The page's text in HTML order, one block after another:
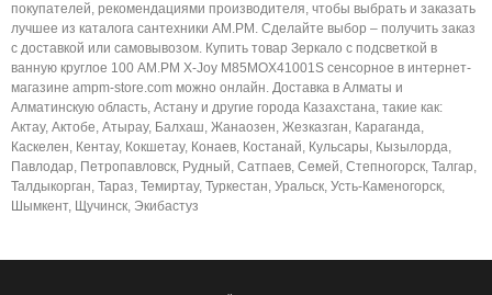
покупателей, рекомендациями производителя, чтобы выбрать и заказать
лучшее из каталога сантехники AM.PM. Сделайте выбор – получить заказ
с доставкой или самовывозом. Купить товар Зеркало с подсветкой в
ванную круглое 100 AM.PM X-Joy M85MOX41001S сенсорное в интернет-
магазине ampm-store.com можно онлайн. Доставка в Алматы и
Алматинскую область, Астану и другие города Казахстана, такие как:
Актау, Актобе, Атырау, Балхаш, Жанаозен, Жезказган, Караганда,
Каскелен, Кентау, Кокшетау, Конаев, Костанай, Кульсары, Кызылорда,
Павлодар, Петропавловск, Рудный, Сатпаев, Семей, Степногорск, Талгар,
Талдыкорган, Тараз, Темиртау, Туркестан, Уральск, Усть-Каменогорск,
Шымкент, Щучинск, Экибастуз